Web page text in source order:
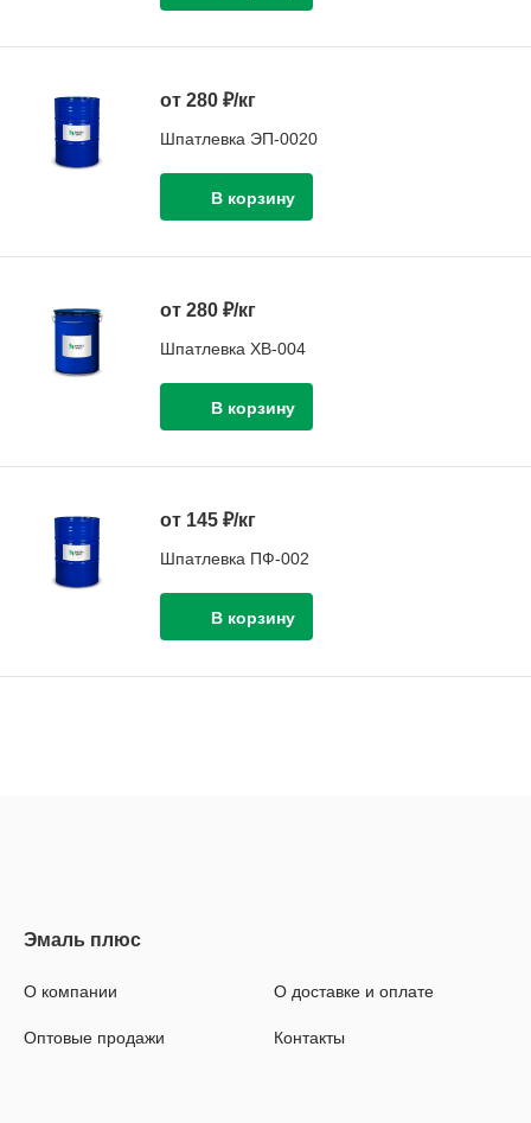
от 280 ₽/кг
Шпатлевка ЭП-0020
от 280 ₽/кг
Шпатлевка ХВ-004
от 145 ₽/кг
Шпатлевка ПФ-002
О компании
Оптовые продажи
О доставке и оплате
Контакты